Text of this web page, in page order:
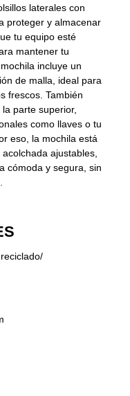
laterales con
proteger y almacenar
tu equipo esté
mantener tu
incluye un
de malla, ideal para
frescos. También
parte superior,
como llaves o tu
eso, la mochila está
ajustables,
cómoda y segura, sin